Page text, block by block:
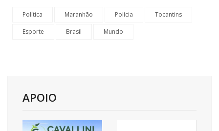
Política Maranhão Polícia Tocantins
Esporte Brasil Mundo
APOIO